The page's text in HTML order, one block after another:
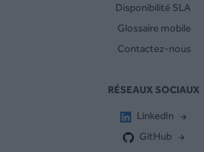
Disponibilité SLA
Glossaire mobile
Contactez-nous
RÉSEAUX SOCIAUX
LinkedIn
GitHub